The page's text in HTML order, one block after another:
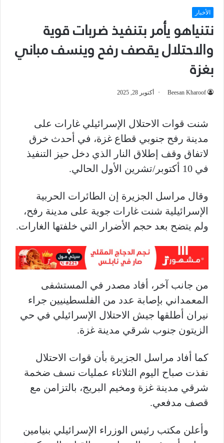
الأخبار
نتنياهو يأمر بتنفيذ ضربات قوية
والاحتلال يقصف رفح وينسف مباني
بغزة
Beesan Kharoof أكتوبر 28, 2025
شنت قوات الاحتلال الإسرائيلي غارات على
مدينة رفح جنوبي قطاع غزة، في أحدث خرق
لاتفاق وقف إطلاق النار الذي دخل حيز التنفيذ
في 10 أكتوبر/تشرين الأول الحالي.
وقال مراسل الجزيرة إن الطائرات الحربية
الإسرائيلية شنت غارات جوية على مدينة رفح،
ولم يتضح بعد حجم الأضرار التي خلفتها الغارات.
من جانب آخر، أفاد مصدر في المستشفى
المعمداني بإصابة عدد من الفلسطينيين جراء
نيران أطلقها جيش الاحتلال الإسرائيلي في حي
الزيتون جنوب شرقي مدينة غزة.
كما أفاد مراسل الجزيرة بأن قوات الاحتلال
نفذت صباح اليوم الثلاثاء عمليات نسف ضخمة
شرقي مدينة غزة ومخيم البريج، بالتزامن مع
قصف مدفعي.
وأعلن مكتب رئيس الوزراء الإسرائيلي بنيامين